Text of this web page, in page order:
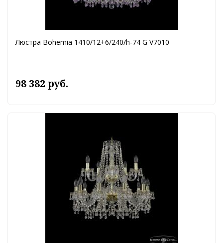
Люстра Bohemia 1410/12+6/240/h-74 G V7010
98 382 руб.